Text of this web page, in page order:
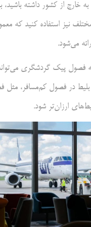
خارج از کشور داشته
نیز استفاده کنید که
می‌شود.
فصول پیک گردشگری
در فصول کم‌مسافر، مثل
ارزان‌تر شود.